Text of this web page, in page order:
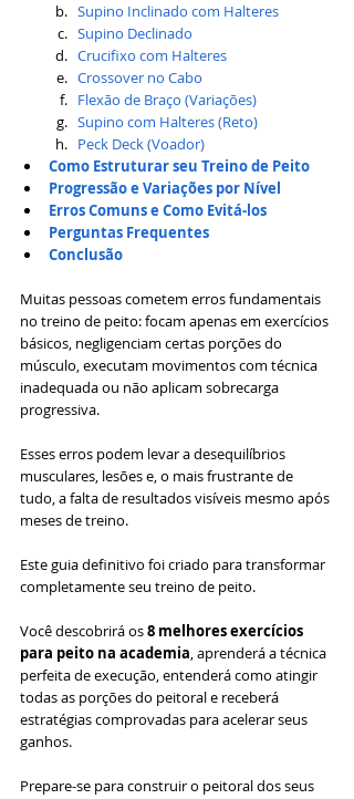
Supino Inclinado com Halteres
Supino Declinado
Crucifixo com Halteres
Crossover no Cabo
Flexão de Braço (Variações)
Supino com Halteres (Reto)
Peck Deck (Voador)
Como Estruturar seu Treino de Peito
Progressão e Variações por Nível
Erros Comuns e Como Evitá-los
Perguntas Frequentes
Conclusão
Muitas pessoas cometem erros fundamentais
no treino de peito: focam apenas em exercícios
básicos, negligenciam certas porções do
músculo, executam movimentos com técnica
inadequada ou não aplicam sobrecarga
progressiva.
Esses erros podem levar a desequilíbrios
musculares, lesões e, o mais frustrante de
tudo, a falta de resultados visíveis mesmo após
meses de treino.
Este guia definitivo foi criado para transformar
completamente seu treino de peito.
Você descobrirá os 8 melhores exercícios
para peito na academia, aprenderá a técnica
perfeita de execução, entenderá como atingir
todas as porções do peitoral e receberá
estratégias comprovadas para acelerar seus
ganhos.
Prepare-se para construir o peitoral dos seus